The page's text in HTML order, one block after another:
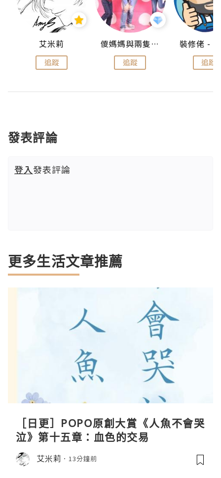
艾米莉
追蹤
儍媽媽與兩隻小魔怪之家
追蹤 追蹤
發表評論
登入發表評論
更多生活文章推薦
［日更］POPO原創大賞《人魚不會哭
泣》第十五章：血色的交易
艾米莉 13分鐘前